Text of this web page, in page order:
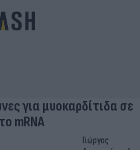
για μυοκαρδίτιδα σε
mRNA
Γιώργος